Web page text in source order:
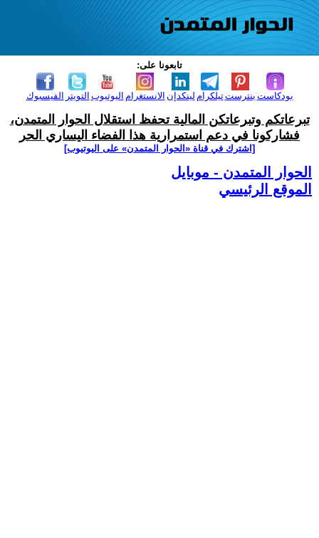
تابعونا على:
الفيسبوك التويتر اليوتيوب الانستغرام لينكدإن تيلكرامبنترست بودكاست
تبرعاتكم وتبرعاتكن المالية تحفظ استقلال الحوار المتمدن،
فشاركونا في دعم استمرارية هذا الفضاء اليساري الحر
[اشترك في قناة ‫«الحوار المتمدن» على اليوتيوب]
الحوار المتمدن - موبايل
الموقع الرئيسي